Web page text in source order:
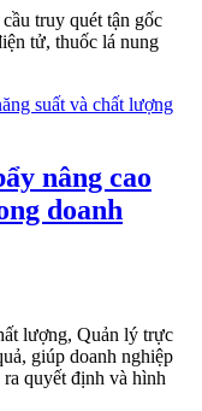
truy quét tận gốc
tử, thuốc lá nung
nâng cao
doanh
lượng, Quản lý trực
giúp doanh nghiệp
quyết định và hình